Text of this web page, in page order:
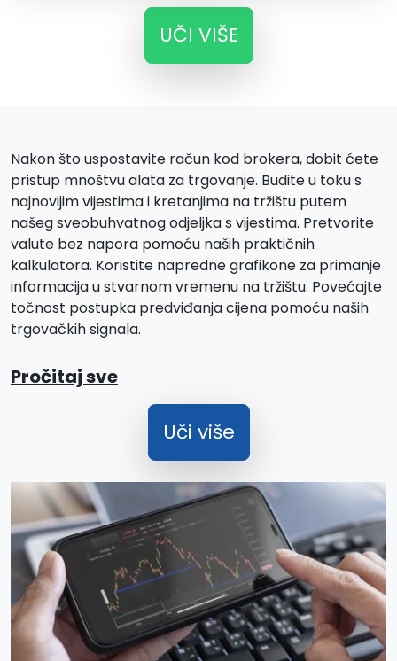
UČI VIŠE
Nakon što uspostavite račun kod brokera, dobit ćete
pristup mnoštvu alata za trgovanje. Budite u toku s
najnovijim vijestima i kretanjima na tržištu putem
našeg sveobuhvatnog odjeljka s vijestima. Pretvorite
valute bez napora pomoću naših praktičnih
kalkulatora. Koristite napredne grafikone za primanje
informacija u stvarnom vremenu na tržištu. Povećajte
točnost postupka predviđanja cijena pomoću naših
trgovačkih signala.
Pročitaj sve
Uči više